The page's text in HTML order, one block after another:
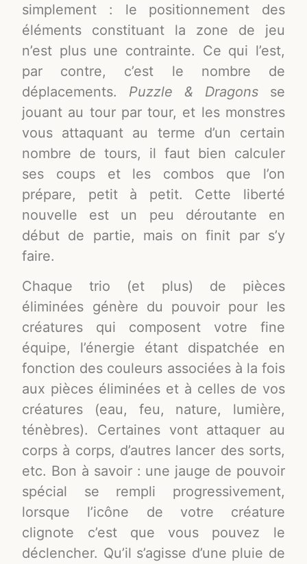
simplement : le positionnement des
éléments constituant la zone de jeu
n’est plus une contrainte. Ce qui l’est,
par contre, c’est le nombre de
déplacements. Puzzle & Dragonsse
jouant au tour par tour, et les monstres
vous attaquant au terme d’un certain
nombre de tours, il faut bien calculer
ses coups et les combos que l’on
prépare, petit à petit. Cette liberté
nouvelle est un peu déroutante en
début de partie, mais on finit par s’y
faire.
Chaque trio (et plus) de pièces
éliminées génère du pouvoir pour les
créatures qui composent votre fine
équipe, l’énergie étant dispatchée en
fonction des couleurs associées à la fois
aux pièces éliminées et à celles de vos
créatures (eau, feu, nature, lumière,
ténèbres). Certaines vont attaquer au
corps à corps, d’autres lancer des sorts,
etc. Bon à savoir : une jauge de pouvoir
spécial se rempli progressivement,
lorsque l’icône de votre créature
clignote c’est que vous pouvez le
déclencher. Qu’il s’agisse d’une pluie de